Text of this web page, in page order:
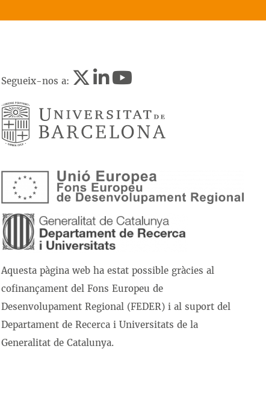
Segueix-nos a:
Aquesta pàgina web ha estat possible gràcies al
cofinançament del Fons Europeu de
Desenvolupament Regional (FEDER) i al suport del
Departament de Recerca i Universitats de la
Generalitat de Catalunya.